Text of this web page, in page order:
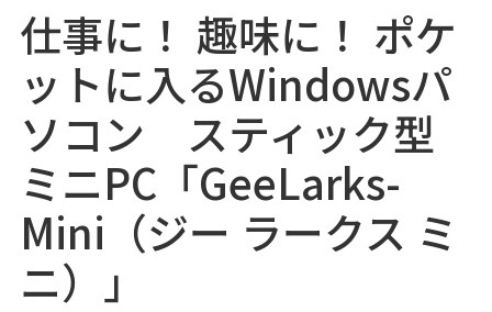
仕事に！ 趣味に！ ポケ
ットに入るWindowsパ
ソコン スティック型
ミニPC「GeeLarks-
Mini（ジー ラークス ミ
ニ）」